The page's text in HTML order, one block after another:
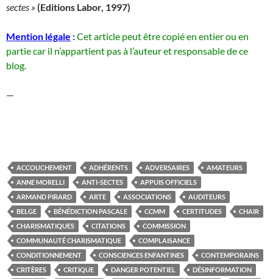
sectes » (Editions Labor, 1997)
Mention légale :Cet article peut être copié en entier ou en
partie car il n’appartient pas à l’auteur et responsable de ce
blog.
—
ACCOUCHEMENT ADHÉRENTS ADVERSAIRES
AMATEURS
ANNE MORELLI
ANTI-SECTES
APPUIS OFFICIELS
ARMAND PIRARD
ARTE ASSOCIATIONS
AUDITEURS
BELGE
BÉNÉDICTION PASCALE CCMM CERTITUDES
CHAIR
CHARISMATIQUES
CITATIONS
COMMISSION
COMMUNAUTÉ CHARISMATIQUE
COMPLAISANCE
CONDITIONNEMENT
CONSCIENCES ENFANTINES
CONTEMPORAINS
CRITÈRES
CRITIQUE DANGER POTENTIEL DÉSINFORMATION